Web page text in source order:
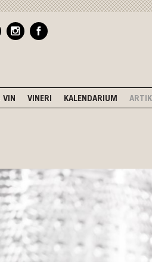
VIN VINERI KALENDARIUM